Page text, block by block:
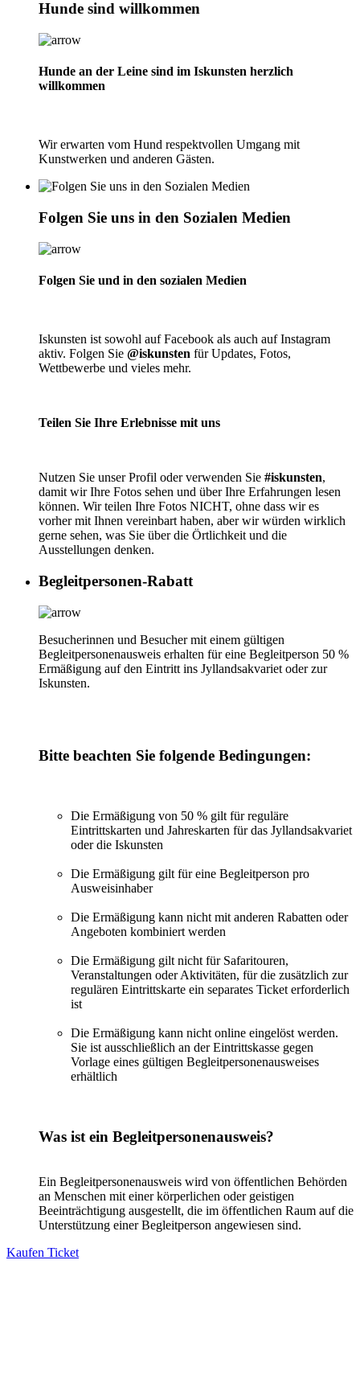
Hunde sind willkommen
Hunde an der Leine sind im Iskunsten herzlich
willkommen
Wir erwarten vom Hund respektvollen Umgang mit
Kunstwerken und anderen Gästen.
Folgen Sie uns in den Sozialen Medien
Folgen Sie und in den sozialen Medien
Iskunsten ist sowohl auf Facebook als auch auf Instagram
aktiv. Folgen Sie @iskunsten für Updates, Fotos,
Wettbewerbe und vieles mehr.
Teilen Sie Ihre Erlebnisse mit uns
Nutzen Sie unser Profil oder verwenden Sie #iskunsten,
damit wir Ihre Fotos sehen und über Ihre Erfahrungen lesen
können. Wir teilen Ihre Fotos NICHT, ohne dass wir es
vorher mit Ihnen vereinbart haben, aber wir würden wirklich
gerne sehen, was Sie über die Örtlichkeit und die
Ausstellungen denken.
Begleitpersonen-Rabatt
Besucherinnen und Besucher mit einem gültigen
Begleitpersonenausweis erhalten für eine Begleitperson 50 %
Ermäßigung auf den Eintritt ins Jyllandsakvariet oder zur
Iskunsten.
Bitte beachten Sie folgende Bedingungen:
Die Ermäßigung von 50 % gilt für reguläre
Eintrittskarten und Jahreskarten für das Jyllandsakvariet
oder die Iskunsten
Die Ermäßigung gilt für eine Begleitperson pro
Ausweisinhaber
Die Ermäßigung kann nicht mit anderen Rabatten oder
Angeboten kombiniert werden
Die Ermäßigung gilt nicht für Safaritouren,
Veranstaltungen oder Aktivitäten, für die zusätzlich zur
regulären Eintrittskarte ein separates Ticket erforderlich
ist
Die Ermäßigung kann nicht online eingelöst werden.
Sie ist ausschließlich an der Eintrittskasse gegen
Vorlage eines gültigen Begleitpersonenausweises
erhältlich
Was ist ein Begleitpersonenausweis?
Ein Begleitpersonenausweis wird von öffentlichen Behörden
an Menschen mit einer körperlichen oder geistigen
Beeinträchtigung ausgestellt, die im öffentlichen Raum auf die
Unterstützung einer Begleitperson angewiesen sind.
Kaufen Ticket